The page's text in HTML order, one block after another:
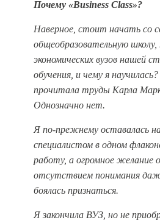
Почему «Business Class»?
Наверное, стоит начать со
общеобразовательную
экономических вузов нашей
обучения, и чему я
прочитала труды Карла
Однозначно нет.
Я по-прежнему оставалась
специалистом в одном
работу, а огромное желание
отсутствием понимания
боялась признаться.
Я закончила ВУЗ, но не